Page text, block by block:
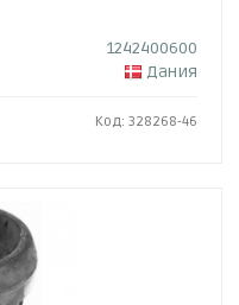
1242400600
Дания
Код: 328268-46